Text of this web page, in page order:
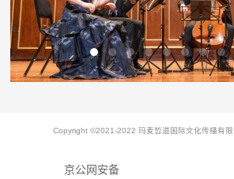
Copyright ©2021-2022 玛麦哲道国际文化传播有
京公网安备